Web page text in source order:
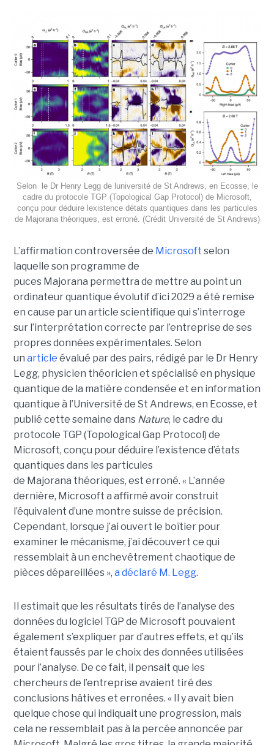
Selon le Dr Henry Legg de luniversité de St Andrews, en Ecosse, le
cadre du protocole TGP (Topological Gap Protocol) de Microsoft,
conçu pour déduire lexistence détats quantiques dans les particules
de Majorana théoriques, est erroné. (Crédit Université de St Andrews)
L’affirmation controversée de Microsoft selon
laquelle son programme de
puces Majorana permettra de mettre au point un
ordinateur quantique évolutif d’ici 2029 a été remise
en cause par un article scientifique qui s’interroge
sur l’interprétation correcte par l’entreprise de ses
propres données expérimentales. Selon
un article évalué par des pairs, rédigé par le Dr Henry
Legg, physicien théoricien et spécialisé en physique
quantique de la matière condensée et en information
quantique à l’Université de St Andrews, en Ecosse, et
publié cette semaine dans Nature, le cadre du
protocole TGP (Topological Gap Protocol) de
Microsoft, conçu pour déduire l’existence d’états
quantiques dans les particules
de Majorana théoriques, est erroné. « L’année
dernière, Microsoft a affirmé avoir construit
l’équivalent d’une montre suisse de précision.
Cependant, lorsque j’ai ouvert le boîtier pour
examiner le mécanisme, j’ai découvert ce qui
ressemblait à un enchevêtrement chaotique de
pièces dépareillées », a déclaré M. Legg.
Il estimait que les résultats tirés de l’analyse des
données du logiciel TGP de Microsoft pouvaient
également s’expliquer par d’autres effets, et qu’ils
étaient faussés par le choix des données utilisées
pour l’analyse. De ce fait, il pensait que les
chercheurs de l’entreprise avaient tiré des
conclusions hâtives et erronées. « Il y avait bien
quelque chose qui indiquait une progression, mais
cela ne ressemblait pas à la percée annoncée par